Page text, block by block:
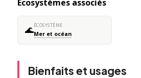
Écosystèmes associés
🌊ÉCOSYSTÈME
Mer et océan
Bienfaits et usages